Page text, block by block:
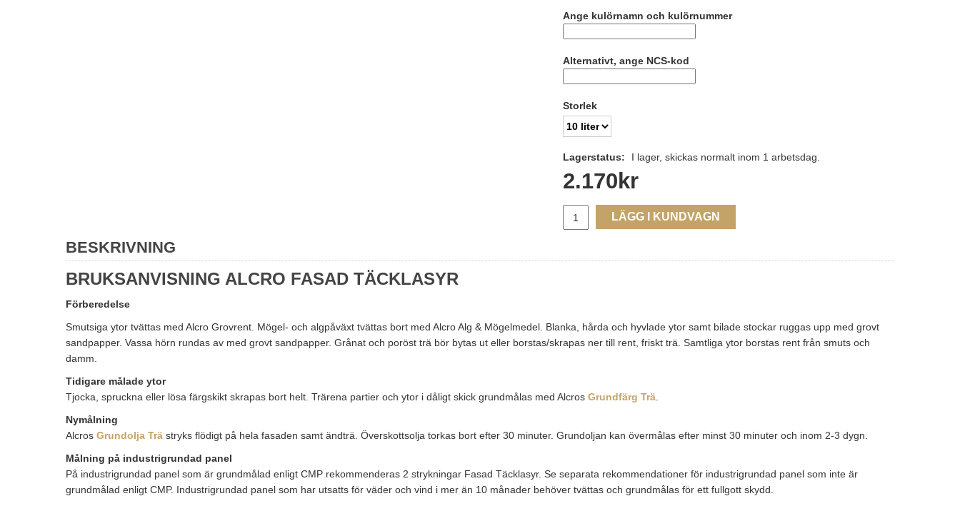
Ange kulörnamn och kulörnummer
Alternativt, ange NCS-kod
Storlek
Lagerstatus: I lager, skickas normalt inom 1 arbetsdag.
2.170 kr
LÄGG I KUNDVAGN
BESKRIVNING
BRUKSANVISNING ALCRO FASAD TÄCKLASYR
Förberedelse
Smutsiga ytor tvättas med Alcro Grovrent. Mögel- och algpåväxt tvättas bort med Alcro Alg & Mögelmedel. Blanka, hårda och hyvlade ytor samt bilade stockar ruggas upp med grovt
sandpapper. Vassa hörn rundas av med grovt sandpapper. Grånat och poröst trä bör bytas ut eller borstas/skrapas ner till rent, friskt trä. Samtliga ytor borstas rent från smuts och
damm.
Tidigare målade ytor
Tjocka, spruckna eller lösa färgskikt skrapas bort helt. Trärena partier och ytor i dåligt skick grundmålas med Alcros Grundfärg Trä
Nymålning
Alcros Grundolja Trä stryks flödigt på hela fasaden samt ändträ. Överskottsolja torkas bort efter 30 minuter. Grundoljan kan övermålas efter minst 30 minuter och inom 2-3 dygn.
Målning på industrigrundad panel
På industrigrundad panel som är grundmålad enligt CMP rekommenderas 2 strykningar Fasad Täcklasyr. Se separata rekommendationer för industrigrundad panel som inte är
grundmålad enligt CMP. Industrigrundad panel som har utsatts för väder och vind i mer än 10 månader behöver tvättas och grundmålas för ett fullgott skydd.